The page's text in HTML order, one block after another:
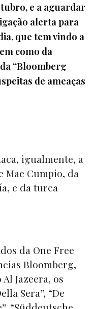
e a aguardar
alerta para
que tem vindo a
como da
“Bloomberg
de ameaças
igualmente, a
Cumpio, da
e da turca
da One Free
Bloomberg,
Jazeera, os
Sera”, “De